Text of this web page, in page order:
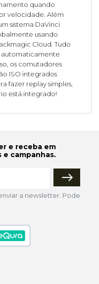
quando
velocidade. Além
sistema DaVinci
usando
Cloud. Tudo
automaticamente
os comutadores
ISO integrados
fazer replay simples,
está integrado!
e receba em
e campanhas.
a newsletter. Pode